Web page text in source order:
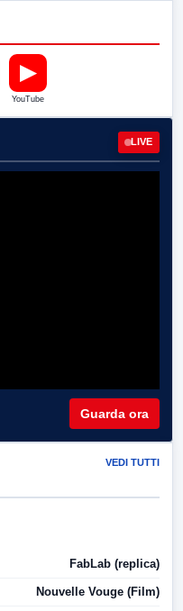
▶
YouTube
LIVE
Guarda ora
VEDI TUTTI
FabLab (replica)
Nouvelle Vouge (Film)